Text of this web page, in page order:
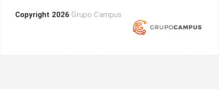
Copyright 2026 Grupo Campus